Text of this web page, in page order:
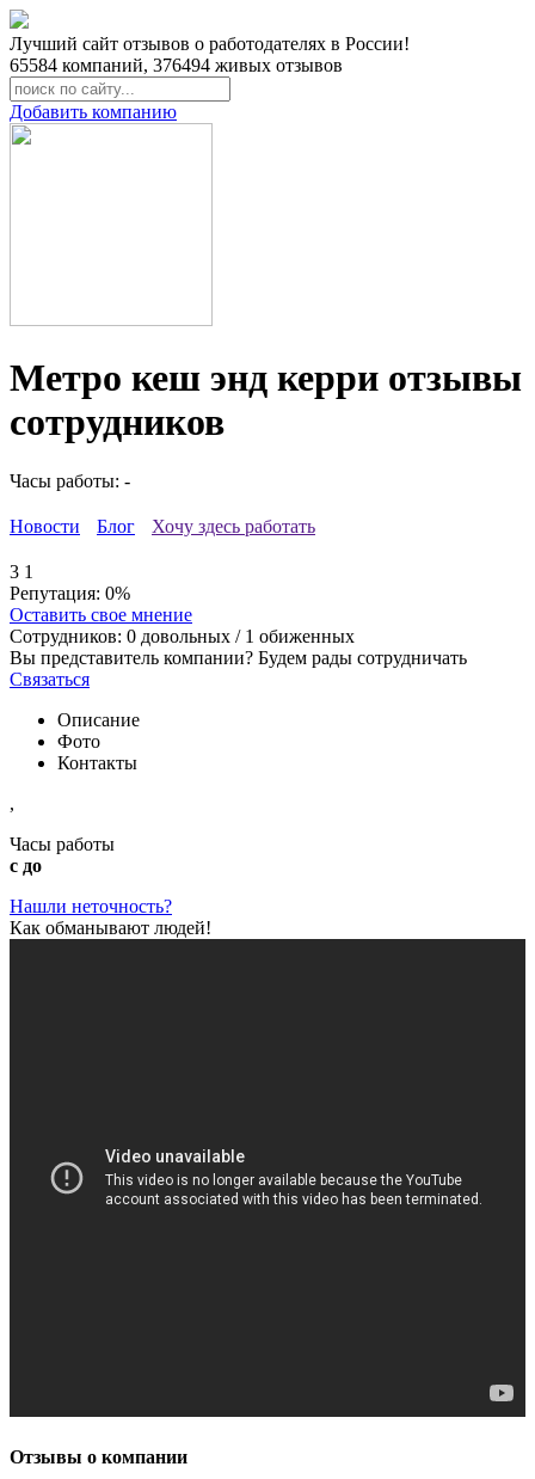
Лучший сайт отзывов о работодателях в России!
65584 компаний, 376494 живых отзывов
Добавить компанию
Метро кеш энд керри отзывы
сотрудников
Часы работы: -
Новости Блог Хочу здесь работать
3 1
Репутация: 0%
Оставить свое мнение
Сотрудников: 0 довольных / 1 обиженных
Вы представитель компании? Будем рады сотрудничать
Связаться
Описание
Фото
Контакты
,
Часы работы
с до
Нашли неточность?
Как обманывают людей!
Отзывы о компании